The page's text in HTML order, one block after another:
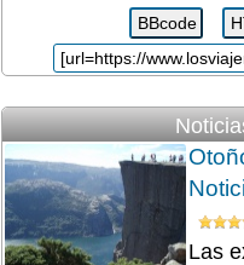
Las